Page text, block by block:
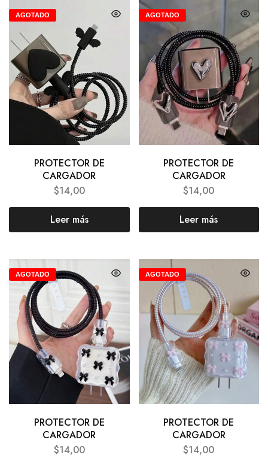
AGOTADO
PROTECTOR DE
CARGADOR
$14,00
Leer más
AGOTADO
PROTECTOR DE
CARGADOR
$14,00
Leer más
AGOTADO
PROTECTOR DE
CARGADOR
$14,00
AGOTADO
PROTECTOR DE
CARGADOR
$14,00